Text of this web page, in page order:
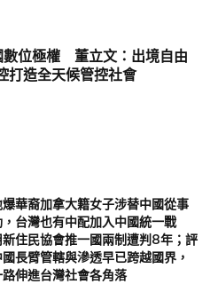
數位極權 董立文：出境自由
造全天候管控社會
華裔加拿大籍女子涉替中國從事
，台灣也有中配加入中國統一戰
住民協會推一國兩制遭判8年；評
長臂管轄與滲透早已跨越國界，
伸進台灣社會各角落